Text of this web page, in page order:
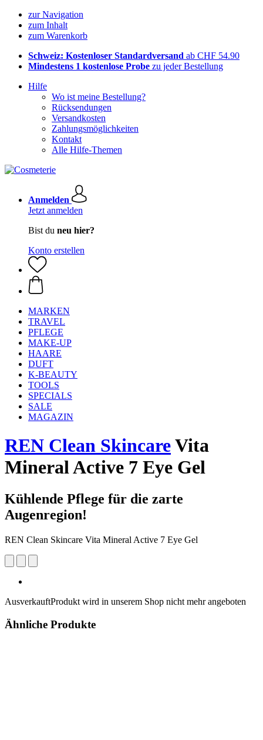
zur Navigation
zum Inhalt
zum Warenkorb
Schweiz: Kostenloser Standardversand ab CHF 54.90
Mindestens 1 kostenlose Probe zu jeder Bestellung
Hilfe
Wo ist meine Bestellung?
Rücksendungen
Versandkosten
Zahlungsmöglichkeiten
Kontakt
Alle Hilfe-Themen
Anmelden
Jetzt anmelden
Bist du neu hier?
Konto erstellen
MARKEN
TRAVEL
PFLEGE
MAKE-UP
HAARE
DUFT
K-BEAUTY
TOOLS
SPECIALS
SALE
MAGAZIN
REN Clean SkincareVita
Mineral Active 7 Eye Gel
Kühlende Pflege für die zarte
Augenregion!
REN Clean Skincare Vita Mineral Active 7 Eye Gel
AusverkauftProdukt wird in unserem Shop nicht mehr angeboten
Ähnliche Produkte